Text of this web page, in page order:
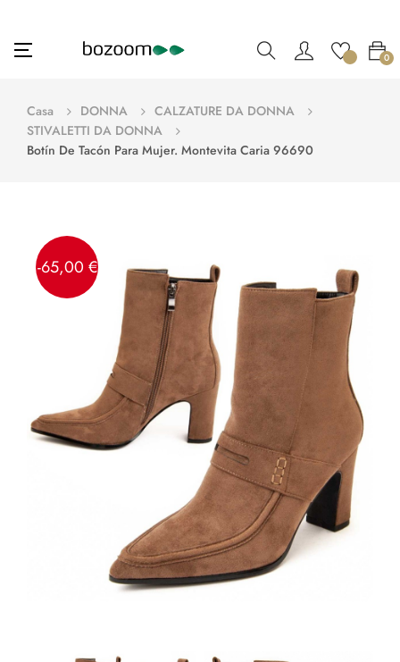
navigazione
☰ 0
Casa DONNA
CALZATURE DA DONNA
STIVALETTI DA DONNA
Botín De Tacón Para Mujer. Montevita Caria 96690
-65,00 €